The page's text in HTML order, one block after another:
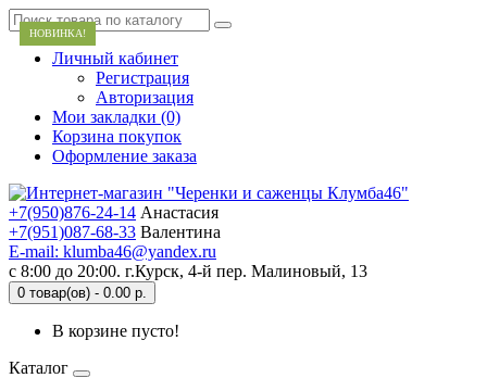
Личный кабинет
Регистрация
Авторизация
Мои закладки (0)
Корзина покупок
Оформление заказа
+7(950)876-24-14 Анастасия
+7(951)087-68-33 Валентина
E-mail: klumba46@yandex.ru
с 8:00 до 20:00. г.Курск, 4-й пер. Малиновый, 13
0 товар(ов) - 0.00 р.
В корзине пусто!
Каталог
НОВИНКА!